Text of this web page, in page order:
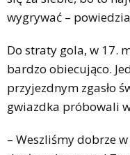
wygrywać –
Do straty gola, w 17.
bardzo obiecująco.
przyjezdnym zgasło
gwiazdka próbowali
– Weszliśmy dobrze